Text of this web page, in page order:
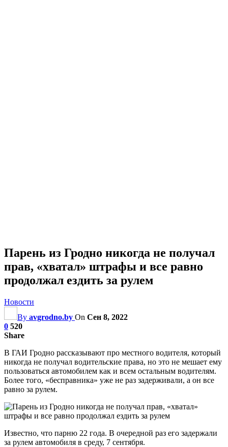
Парень из Гродно никогда не получал
прав, «хватал» штрафы и все равно
продолжал ездить за рулем
Новости
By avgrodno.by On Сен 8, 2022
0 520
Share
В ГАИ Гродно рассказывают про местного водителя, который
никогда не получал водительские права, но это не мешает ему
пользоваться автомобилем как и всем остальным водителям.
Более того, «бесправника» уже не раз задерживали, а он все
равно за рулем.
Известно, что парню 22 года. В очередной раз его задержали
за рулем автомобиля в среду, 7 сентября.